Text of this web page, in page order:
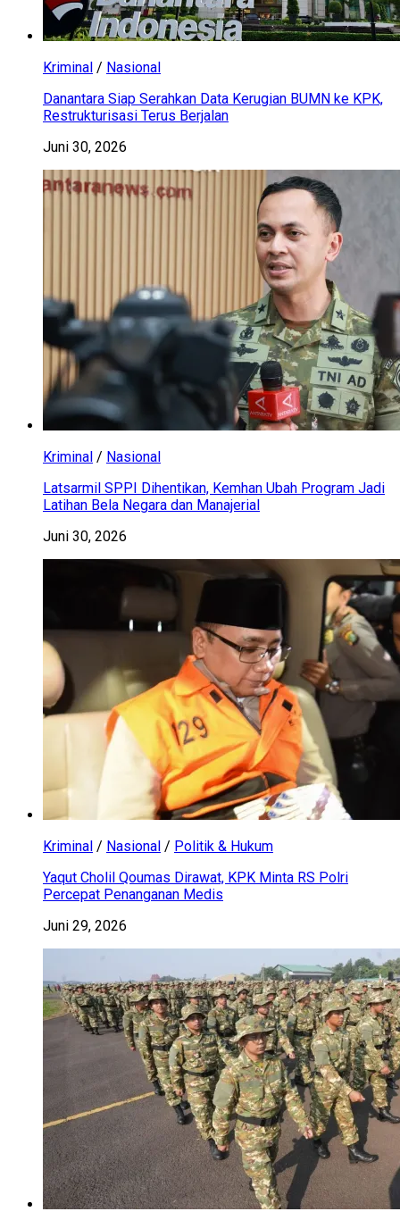
Kriminal / Nasional
Danantara Siap Serahkan Data Kerugian BUMN ke KPK,
Restrukturisasi Terus Berjalan
Juni 30, 2026
Kriminal / Nasional
Latsarmil SPPI Dihentikan, Kemhan Ubah Program Jadi
Latihan Bela Negara dan Manajerial
Juni 30, 2026
Kriminal / Nasional / Politik & Hukum
Yaqut Cholil Qoumas Dirawat, KPK Minta RS Polri
Percepat Penanganan Medis
Juni 29, 2026